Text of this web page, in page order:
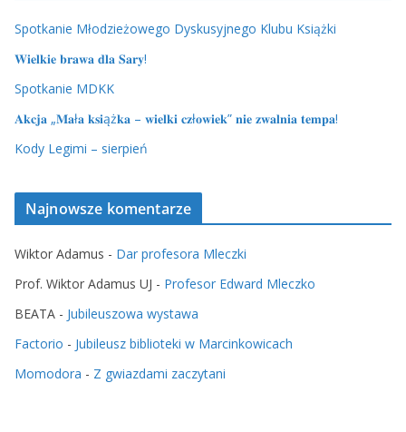
Spotkanie Młodzieżowego Dyskusyjnego Klubu Książki
𝐖𝐢𝐞𝐥𝐤𝐢𝐞 𝐛𝐫𝐚𝐰𝐚 𝐝𝐥𝐚 𝐒𝐚𝐫𝐲!
Spotkanie MDKK
𝐀𝐤𝐜𝐣𝐚 „𝐌𝐚ł𝐚 𝐤𝐬𝐢ąż𝐤𝐚 – 𝐰𝐢𝐞𝐥𝐤𝐢 𝐜𝐳ł𝐨𝐰𝐢𝐞𝐤” 𝐧𝐢𝐞 𝐳𝐰𝐚𝐥𝐧𝐢𝐚 𝐭𝐞𝐦𝐩𝐚!
Kody Legimi – sierpień
Najnowsze komentarze
Wiktor Adamus - Dar profesora Mleczki
Prof. Wiktor Adamus UJ - Profesor Edward Mleczko
BEATA - Jubileuszowa wystawa
Factorio - Jubileusz biblioteki w Marcinkowicach
Momodora - Z gwiazdami zaczytani